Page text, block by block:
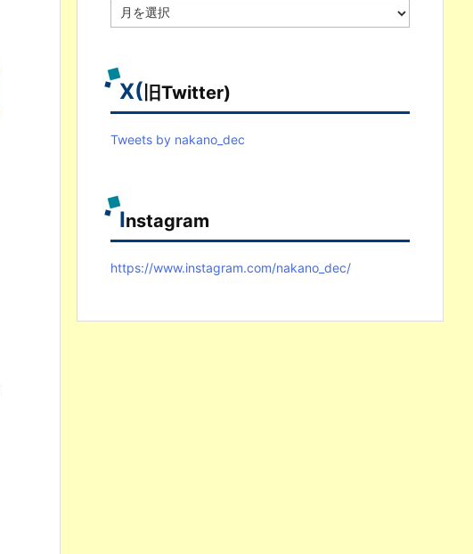
ー
ブ
X( 旧Twitter)
Tweets by nakano_dec
Instagram
https://www.instagram.com/nakano_dec/